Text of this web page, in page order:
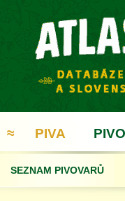
≈ PIVA
SEZNAM PIVOVARŮ
REGISTRACE